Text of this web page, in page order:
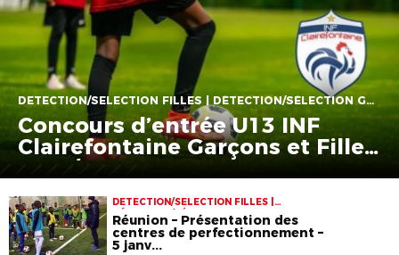
DETECTION/SELECTION FILLES | DÉTECTION/SÉLECTION GARÇON
Concours d’entrée U13 INF
Clairefontaine Garçons et Filles
2024/2025 – 1er Tour –
Répartition des clubs
DETECTION/SELECTION FILLES |
DÉTECTION/SÉLECTION GARÇON
Réunion – Présentation des
centres de perfectionnement –
5 janv...